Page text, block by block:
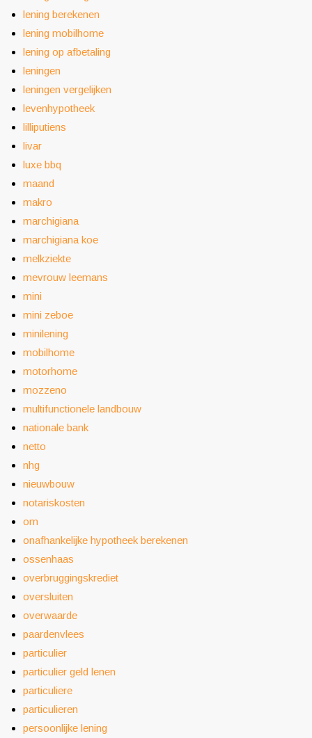
lening berekenen
lening mobilhome
lening op afbetaling
leningen
leningen vergelijken
levenhypotheek
lilliputiens
livar
luxe bbq
maand
makro
marchigiana
marchigiana koe
melkziekte
mevrouw leemans
mini
mini zeboe
minilening
mobilhome
motorhome
mozzeno
multifunctionele landbouw
nationale bank
netto
nhg
nieuwbouw
notariskosten
om
onafhankelijke hypotheek berekenen
ossenhaas
overbruggingskrediet
oversluiten
overwaarde
paardenvlees
particulier
particulier geld lenen
particuliere
particulieren
persoonlijke lening